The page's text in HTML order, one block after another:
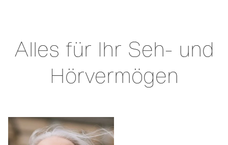
Alles für Ihr Seh- und
Hörvermögen